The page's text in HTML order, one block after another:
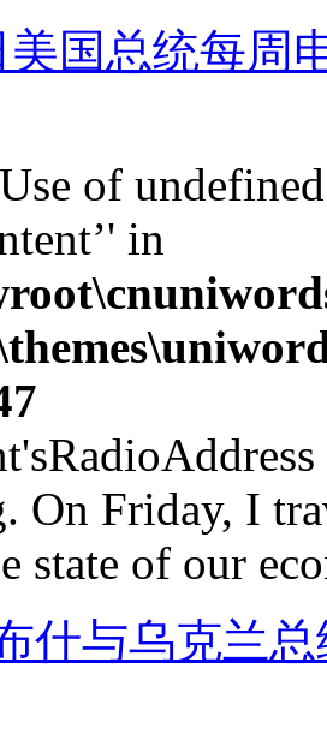
美国总统每周
of
in
On Friday, I
state of our
什与乌克兰